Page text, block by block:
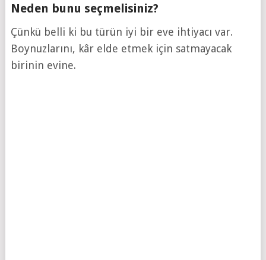
Neden bunu seçmelisiniz?
Çünkü belli ki bu türün iyi bir eve ihtiyacı var.
Boynuzlarını, kâr elde etmek için satmayacak
birinin evine.